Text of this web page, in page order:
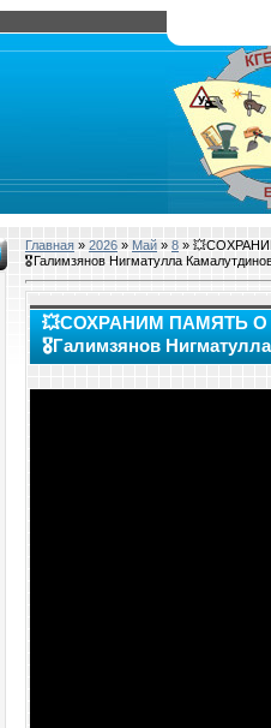
Главная » 2026 » Май » 8 »
🎖Галимзянов Нигматулла
💥СОХРАНИМ ПАМЯТЬ О
🎖Галимзянов